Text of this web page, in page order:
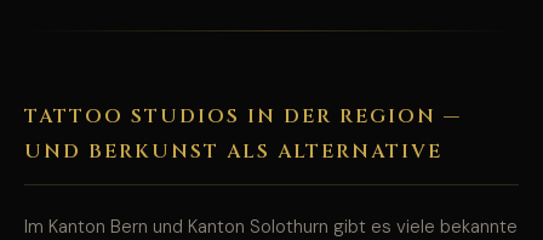
TATTOO STUDIOS IN DER REGION —
UND BERKUNST ALS ALTERNATIVE
Im Kanton Bern und Kanton Solothurn gibt es viele bekannte